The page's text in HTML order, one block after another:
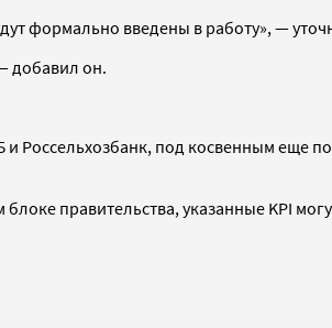
формально введены в работу», —
добавил он.
Россельхозбанк, под косвенным еще
правительства, указанные KPI